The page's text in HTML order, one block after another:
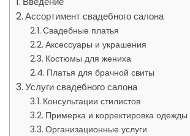
Ассортимент свадебного салона
Свадебные платья
Аксессуары и украшения
Костюмы для жениха
Платья для брачной свиты
Услуги свадебного салона
Консультации стилистов
Примерка и корректировка одежды
Организационные услуги